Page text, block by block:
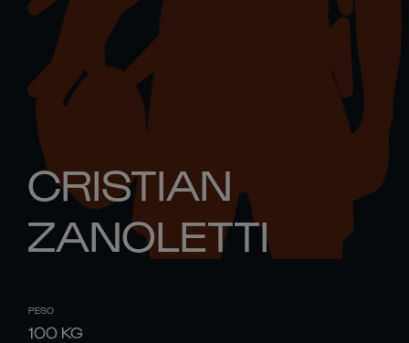
CRISTIAN
ZANOLETTI
PESO
100 KG